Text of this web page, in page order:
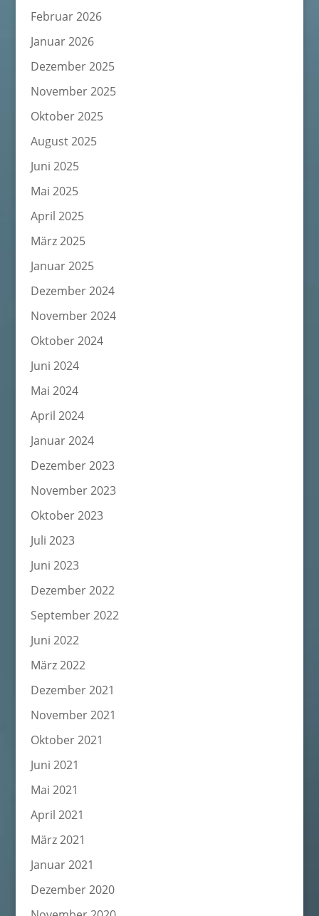
Februar 2026
Januar 2026
Dezember 2025
November 2025
Oktober 2025
August 2025
Juni 2025
Mai 2025
April 2025
März 2025
Januar 2025
Dezember 2024
November 2024
Oktober 2024
Juni 2024
Mai 2024
April 2024
Januar 2024
Dezember 2023
November 2023
Oktober 2023
Juli 2023
Juni 2023
Dezember 2022
September 2022
Juni 2022
März 2022
Dezember 2021
November 2021
Oktober 2021
Juni 2021
Mai 2021
April 2021
März 2021
Januar 2021
Dezember 2020